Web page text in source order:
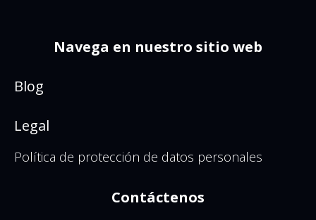
Navega en nuestro sitio web
Blog
Legal
Política de protección de datos personales
Contáctenos